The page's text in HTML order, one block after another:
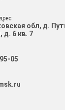
обл, д.
д. 6 кв. 7
05